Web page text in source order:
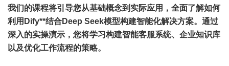
我们的课程将引导您从基础概念到实际应用，全面了解如何
利用Dify**结合Deep Seek模型构建智能化解决方案。通过
深入的实操演示，您将学习构建智能客服系统、企业知识库
以及优化工作流程的策略。